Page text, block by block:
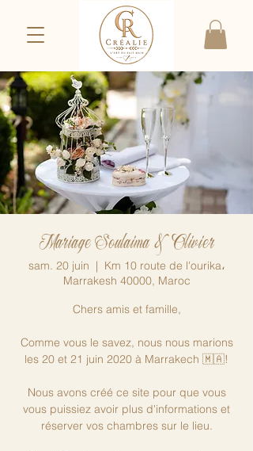
Mariage Soulaima & Olivier
sam. 20 juin
  |
Km 10 route de l'ourika،
Marrakesh 40000, Maroc
Chers amis et famille,
Comme vous le savez, nous nous marions
les 20 et 21 juin 2020 à Marrakech 🇲🇦!
Nous avons créé ce site pour que vous
vous puissiez avoir plus d'informations et
réserver vos chambres sur le lieu.